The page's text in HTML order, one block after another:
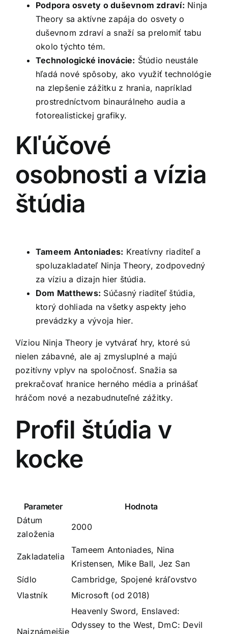
Podpora osvety o duševnom zdraví: Ninja
Theory sa aktívne zapája do osvety o
duševnom zdraví a snaží sa prelomiť tabu
okolo týchto tém.
Technologické inovácie: Štúdio neustále
hľadá nové spôsoby, ako využiť technológie
na zlepšenie zážitku z hrania, napríklad
prostredníctvom binaurálneho audia a
fotorealistickej grafiky.
Kľúčové
osobnosti a vízia
štúdia
Tameem Antoniades: Kreatívny riaditeľ a
spoluzakladateľ Ninja Theory, zodpovedný
za víziu a dizajn hier štúdia.
Dom Matthews: Súčasný riaditeľ štúdia,
ktorý dohliada na všetky aspekty jeho
prevádzky a vývoja hier.
Víziou Ninja Theory je vytvárať hry, ktoré sú
nielen zábavné, ale aj zmysluplné a majú
pozitívny vplyv na spoločnosť. Snažia sa
prekračovať hranice herného média a prinášať
hráčom nové a nezabudnuteľné zážitky.
Profil štúdia v
kocke
Parameter
Hodnota
Dátum
založenia
2000
Zakladatelia
Tameem Antoniades, Nina
Kristensen, Mike Ball, Jez San
Sídlo
Cambridge, Spojené kráľovstvo
Vlastník
Microsoft (od 2018)
Najznámejšie
Heavenly Sword, Enslaved:
Odyssey to the West, DmC: Devil